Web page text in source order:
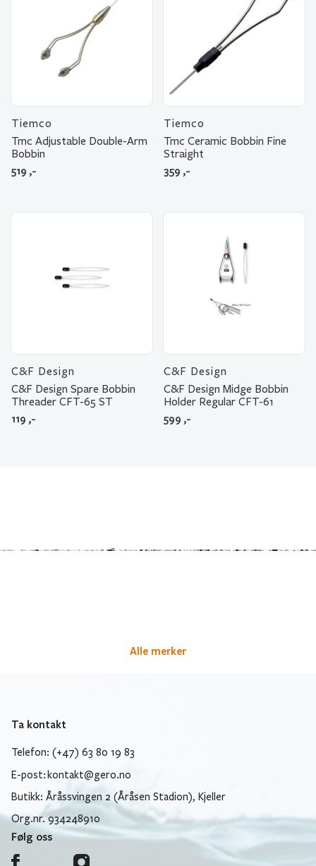
Tiemco
Tmc Adjustable Double-Arm
Bobbin
519 ,-
Tiemco
Tmc Ceramic Bobbin Fine
Straight
359 ,-
C&F Design
C&F Design Spare Bobbin
Threader CFT-65 ST
119 ,-
C&F Design
C&F Design Midge Bobbin
Holder Regular CFT-61
599 ,-
Alle merker
Ta kontakt
Telefon: (+47) 63 80 19 83
E-post: kontakt@gero.no
Butikk: Åråssvingen 2 (Åråsen Stadion), Kjeller
Org.nr. 934248910
Følg oss